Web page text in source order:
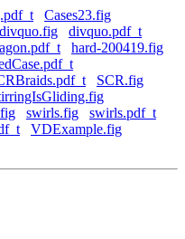
Cases23.fig
divquo.fig
divquo.pdf_t
hard-200419.fig
SCR.fig
swirls.fig
swirls.pdf_t
VDExample.fig